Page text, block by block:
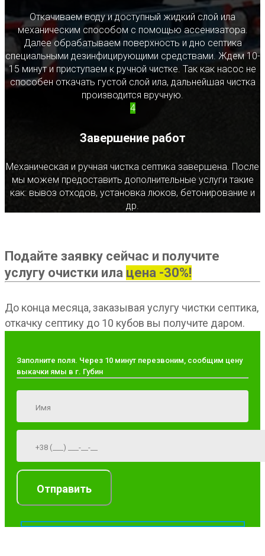
Откачиваем воду и доступный жидкий слой ила
механическим способом с помощью ассенизатора.
Далее обрабатываем поверхность и дно септика
специальными дезинфицирующими средствами. Ждем 10-
15 минут и приступаем к ручной чистке. Так как насос не
способен откачать густой слой ила, дальнейшая чистка
производится вручную.
4
Завершение работ
Механическая и ручная чистка септика завершена. После
мы можем предоставить дополнительные услуги такие
как: вывоз отходов, установка люков, бетонирование и
др.
Подайте заявку сейчас и получите
услугу очистки ила цена -30%!
До конца месяца, заказывая услугу чистки септика,
откачку септику до 10 кубов вы получите даром.
Заполните поля. Через 10 минут перезвоним, сообщим цену
выкачки ямы в г. Губин